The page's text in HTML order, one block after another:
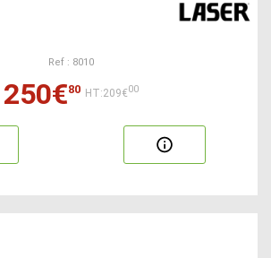
Ref : 8010
250€80 HT:209€00